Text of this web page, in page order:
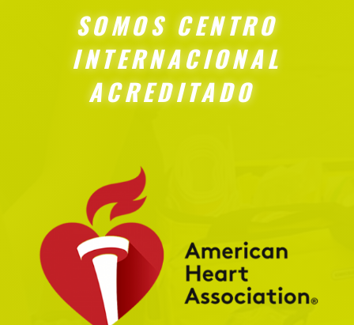
SOMOS CENTRO
INTERNACIONAL
ACREDITADO